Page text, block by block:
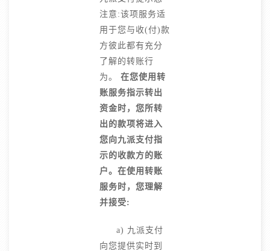
注意:该项服务适
用于您与收(付)款
方彼此都有充分
了解的转账行
为。 在您使用转
账服务指示转出
资金时，您所转
出的款项将进入
您向九派支付指
示的收款方的账
户。在使用转账
服务时，您理解
并接受:
a) 九派支付
向您提供实时到